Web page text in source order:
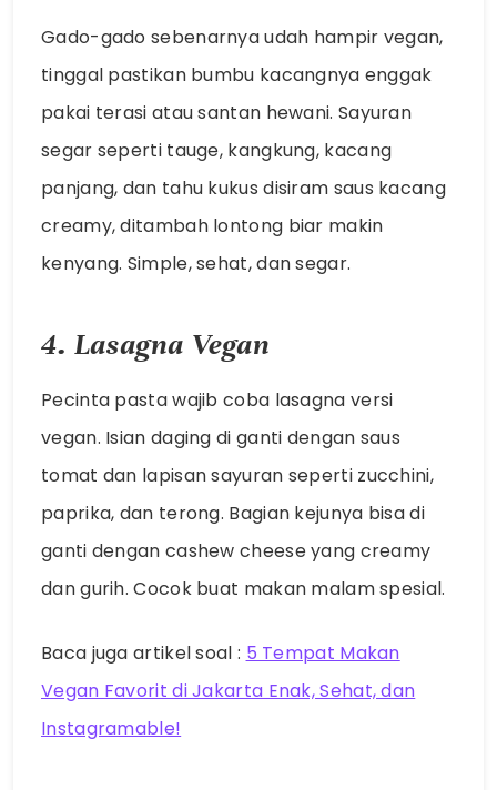
Gado-gado sebenarnya udah hampir vegan,
tinggal pastikan bumbu kacangnya enggak
pakai terasi atau santan hewani. Sayuran
segar seperti tauge, kangkung, kacang
panjang, dan tahu kukus disiram saus kacang
creamy, ditambah lontong biar makin
kenyang. Simple, sehat, dan segar.
4. Lasagna Vegan
Pecinta pasta wajib coba lasagna versi
vegan. Isian daging di ganti dengan saus
tomat dan lapisan sayuran seperti zucchini,
paprika, dan terong. Bagian kejunya bisa di
ganti dengan cashew cheese yang creamy
dan gurih. Cocok buat makan malam spesial.
Baca juga artikel soal : 5 Tempat Makan
Vegan Favorit di Jakarta Enak, Sehat, dan
Instagramable!